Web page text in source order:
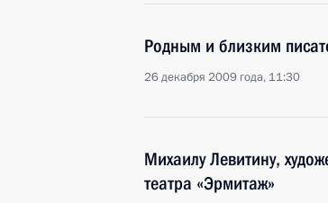
Родным и близким
26 декабря 2009 года, 11:30
Михаилу Левитину,
театра «Эрмитаж»